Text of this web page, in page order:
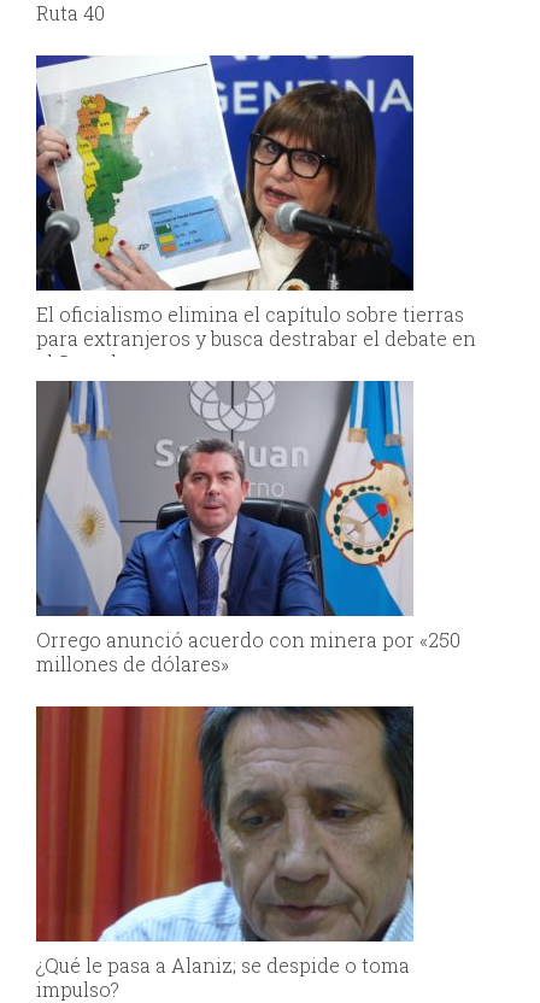
Ruta 40
El oficialismo elimina el capítulo sobre tierras
para extranjeros y busca destrabar el debate en
el Senado
Orrego anunció acuerdo con minera por «250
millones de dólares»
¿Qué le pasa a Alaniz; se despide o toma
impulso?